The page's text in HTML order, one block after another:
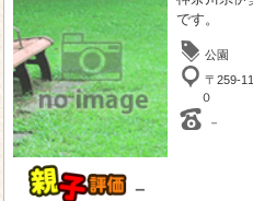
－
です。
公園
〒259-
０
－